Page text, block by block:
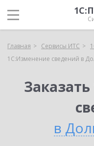
Главная Сервисы ИТС
1С:Изменение сведений в
в